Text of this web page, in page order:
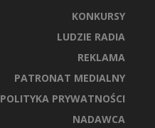
KONKURSY
LUDZIE RADIA
REKLAMA
PATRONAT MEDIALNY
POLITYKA PRYWATNOŚCI
NADAWCA